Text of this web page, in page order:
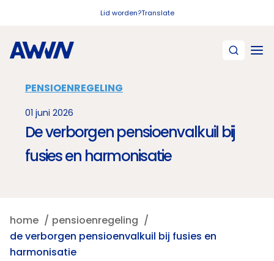
Lid worden?Translate
PENSIOENREGELING
01 juni 2026
De verborgen pensioenvalkuil bij
fusies en harmonisatie
home
pensioenregeling
de verborgen pensioenvalkuil bij fusies en
harmonisatie